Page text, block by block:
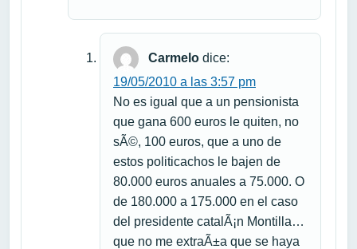
Carmelo dice:
19/05/2010 a las 3:57 pm
No es igual que a un pensionista
que gana 600 euros le quiten, no
sÃ©, 100 euros, que a uno de
estos politicachos le bajen de
80.000 euros anuales a 75.000. O
de 180.000 a 175.000 en el caso
del presidente catalÃ¡n Montilla…
que no me extraÃ±a que se haya